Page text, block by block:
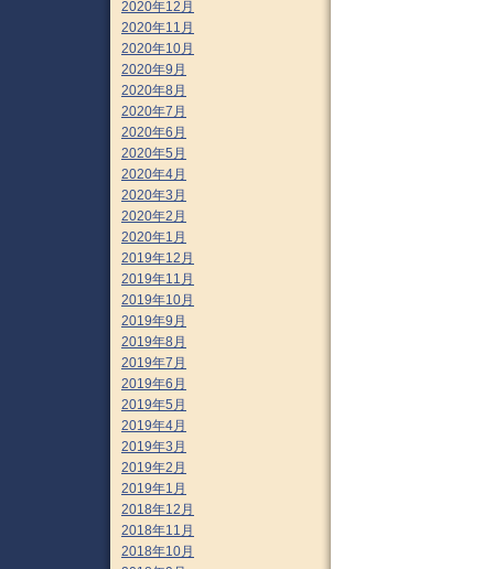
2020年12月
2020年11月
2020年10月
2020年9月
2020年8月
2020年7月
2020年6月
2020年5月
2020年4月
2020年3月
2020年2月
2020年1月
2019年12月
2019年11月
2019年10月
2019年9月
2019年8月
2019年7月
2019年6月
2019年5月
2019年4月
2019年3月
2019年2月
2019年1月
2018年12月
2018年11月
2018年10月